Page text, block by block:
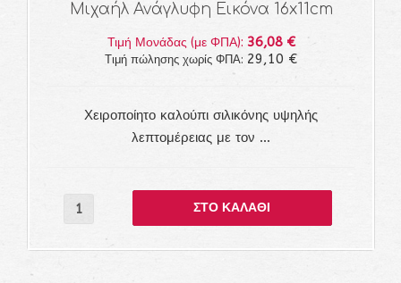
Μιχαήλ Ανάγλυφη Εικόνα 16x11cm
Τιμή Μονάδας (με ΦΠΑ): 36,08 €
Τιμή πώλησης χωρίς ΦΠΑ: 29,10 €
Χειροποίητο καλούπι σιλικόνης υψηλής
λεπτομέρειας με τον ...